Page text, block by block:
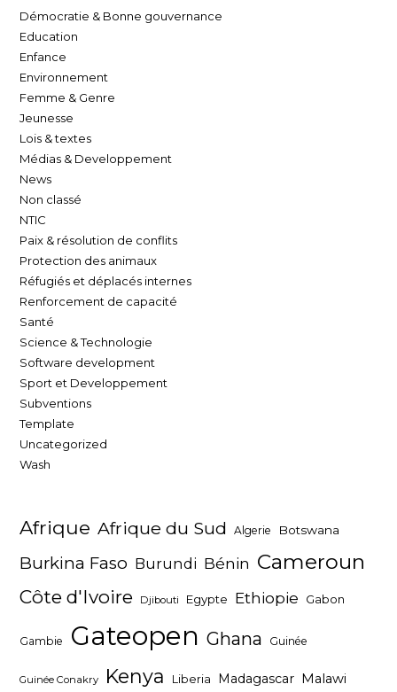
Démocratie & Bonne gouvernance
Education
Enfance
Environnement
Femme & Genre
Jeunesse
Lois & textes
Médias & Developpement
News
Non classé
NTIC
Paix & résolution de conflits
Protection des animaux
Réfugiés et déplacés internes
Renforcement de capacité
Santé
Science & Technologie
Software development
Sport et Developpement
Subventions
Template
Uncategorized
Wash
Afrique Afrique du Sud Algerie Botswana
Burkina Faso Burundi Bénin Cameroun
Côte d'Ivoire Djibouti Egypte Ethiopie Gabon
Gambie Gateopen Ghana Guinée
Guinée Conakry Kenya Liberia Madagascar Malawi